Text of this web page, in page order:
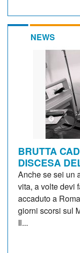
NEWS
BRUTTA
DISCESA
Anche se sei un
vita, a volte devi
accaduto a
giorni scorsi sul
Il...